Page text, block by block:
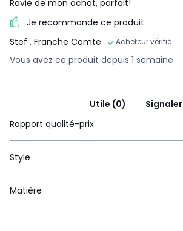
Ravie de mon achat, parfait!
Je recommande ce produit
Stef , Franche Comte Acheteur vérifié
Vous avez ce produit depuis 1 semaine
Utile (0)
Signaler
Rapport qualité-prix
Style
Matière